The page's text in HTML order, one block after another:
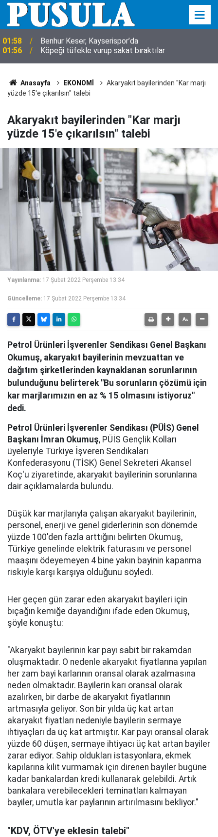
01:56 Köpeği tüfekle vurup sakat bıraktılar
Anasayfa EKONOMİ
Akaryakıt bayilerinden "Kar marjı
yüzde 15'e çıkarılsın" talebi
Akaryakıt bayilerinden "Kar marjı
yüzde 15'e çıkarılsın" talebi
Yayınlanma: 17 Şubat 2022 Perşembe 13:34
Güncelleme: 17 Şubat 2022 Perşembe 13:34
Petrol Ürünleri İşverenler Sendikası Genel Başkanı
Okumuş, akaryakıt bayilerinin mevzuattan ve
dağıtım şirketlerinden kaynaklanan sorunlarının
bulunduğunu belirterek "Bu sorunların çözümü için
kar marjlarımızın en az % 15 olmasını istiyoruz"
dedi.
Petrol Ürünleri İşverenler Sendikası (PÜİS) Genel
Başkanı İmran Okumuş, PÜİS Gençlik Kolları
üyeleriyle Türkiye İşveren Sendikaları
Konfederasyonu (TİSK) Genel Sekreteri Akansel
Koç'u ziyaretinde, akaryakıt bayilerinin sorunlarına
dair açıklamalarda bulundu.
Düşük kar marjlarıyla çalışan akaryakıt bayilerinin,
personel, enerji ve genel giderlerinin son dönemde
yüzde 100'den fazla arttığını belirten Okumuş,
Türkiye genelinde elektrik faturasını ve personel
maaşını ödeyemeyen 4 bine yakın bayinin kapanma
riskiyle karşı karşıya olduğunu söyledi.
Her geçen gün zarar eden akaryakıt bayileri için
bıçağın kemiğe dayandığını ifade eden Okumuş,
şöyle konuştu:
"Akaryakıt bayilerinin kar payı sabit bir rakamdan
oluşmaktadır. O nedenle akaryakıt fiyatlarına yapılan
her zam bayi karlarının oransal olarak azalmasına
neden olmaktadır. Bayilerin karı oransal olarak
azalırken, bir darbe de akaryakıt fiyatlarının
artmasıyla geliyor. Son bir yılda üç kat artan
akaryakıt fiyatları nedeniyle bayilerin sermaye
ihtiyaçları da üç kat artmıştır. Kar payı oransal olarak
yüzde 60 düşen, sermaye ihtiyacı üç kat artan bayiler
zarar ediyor. Sahip oldukları istasyonlara, ekmek
kapılarına kilit vurmamak için direnen bayiler bugüne
kadar bankalardan kredi kullanarak gelebildi. Artık
bankalara verebilecekleri teminatları kalmayan
bayiler, umutla kar paylarının artırılmasını bekliyor."
"KDV, ÖTV'ye eklesin talebi"